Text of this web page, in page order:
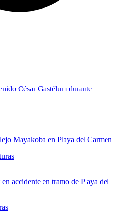
César Gastélum durante
Mayakoba en Playa del Carmen
accidente en tramo de Playa del